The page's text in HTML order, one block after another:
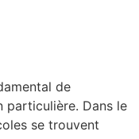
de
particulière. Dans le
se trouvent